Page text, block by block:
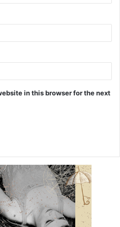
in this browser for the next